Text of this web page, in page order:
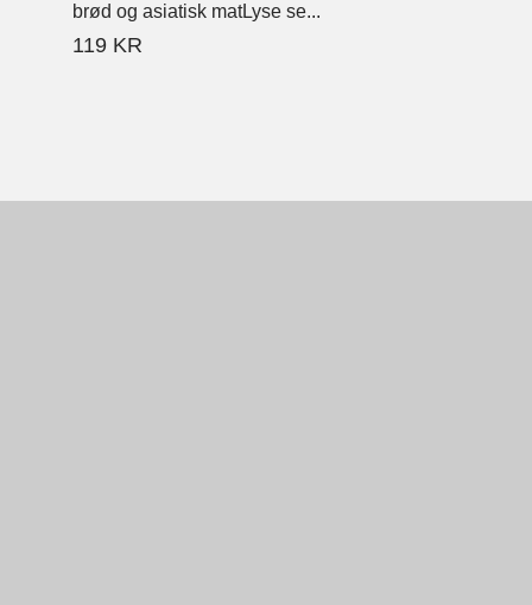
brød og asiatisk matLyse se...
119 KR